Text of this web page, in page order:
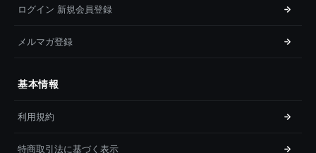
ログイン 新規会員登録
メルマガ登録
基本情報
利用規約
特商取引法に基づく表示